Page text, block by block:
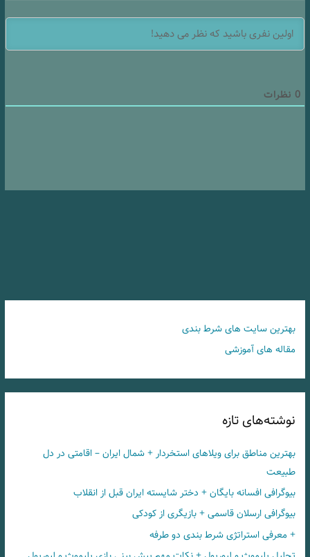
0 نظرات
بهترین سایت های شرط بندی
مقاله های آموزشی
نوشته‌های تازه
بهترین مناطق برای ویلاهای استخردار + شمال ایران – اقامتی در دل
طبیعت
بیوگرافی افسانه بایگان + دختر شایسته ایران قبل از انقلاب
بیوگرافی ارسلان قاسمی + بازیگری از کودکی
+ معرفی استراتژی شرط بندی دو طرفه